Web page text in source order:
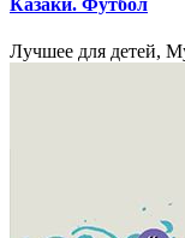
Казаки. Футбол
Лучшее для детей,